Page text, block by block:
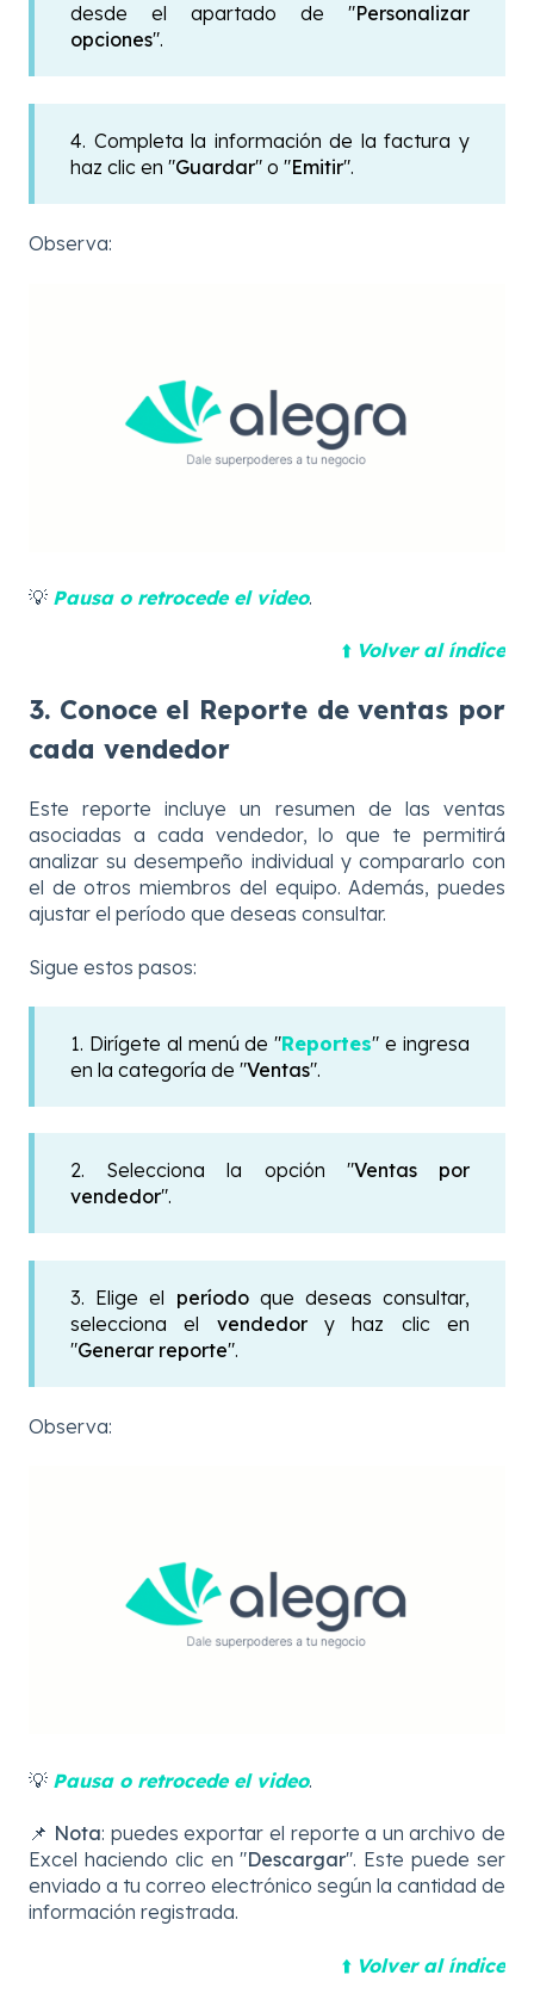
desde el apartado de "Personalizar
opciones".
4. Completa la información de la factura y
haz clic en "Guardar" o "Emitir".
Observa:
💡 Pausa o retrocede el video.
⬆️ Volver al índice
3. Conoce el Reporte de ventas por
cada vendedor
Este reporte incluye un resumen de las ventas
asociadas a cada vendedor, lo que te permitirá
analizar su desempeño individual y compararlo con
el de otros miembros del equipo. Además, puedes
ajustar el período que deseas consultar.
Sigue estos pasos:
1. Dirígete al menú de "Reportes" e ingresa
en la categoría de "Ventas".
2. Selecciona la opción "Ventas por
vendedor".
3. Elige el períodoque deseas consultar,
selecciona el vendedory haz clic en
"Generar reporte".
Observa:
💡 Pausa o retrocede el video.
📌 Nota: puedes exportar el reporte a un archivo de
Excel haciendo clic en "Descargar". Este puede ser
enviado a tu correo electrónico según la cantidad de
información registrada.
⬆️ Volver al índice